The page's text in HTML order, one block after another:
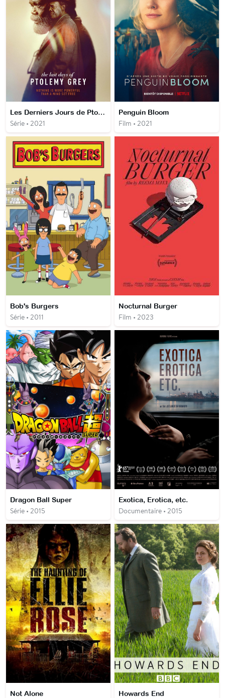
Les Derniers Jours de Ptolemy Grey
Série • 2021
Penguin Bloom
Film • 2021
Bob's Burgers
Série • 2011
Nocturnal Burger
Film • 2023
Dragon Ball Super
Série • 2015
Exotica, Erotica, etc.
Documentaire • 2015
Not Alone Howards End